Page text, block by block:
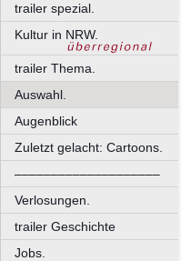
trailer spezial.
Kultur in NRW.
trailer Thema.
Auswahl.
Augenblick
Zuletzt gelacht: Cartoons.
––––––––––––––––––––
Verlosungen.
trailer Geschichte
Jobs.